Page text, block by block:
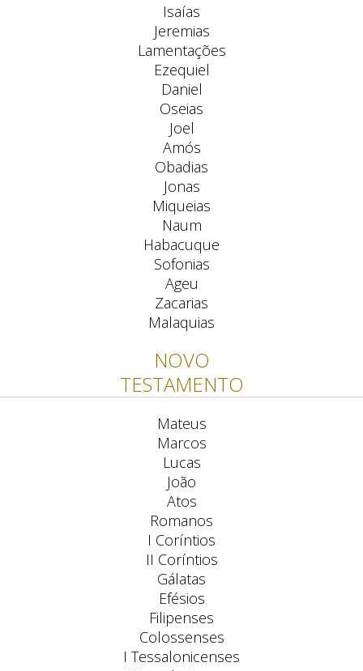
Isaías
Jeremias
Lamentações
Ezequiel
Daniel
Oseias
Joel
Amós
Obadias
Jonas
Miqueias
Naum
Habacuque
Sofonias
Ageu
Zacarias
Malaquias
NOVO
TESTAMENTO
Mateus
Marcos
Lucas
João
Atos
Romanos
I Coríntios
II Coríntios
Gálatas
Efésios
Filipenses
Colossenses
I Tessalonicenses